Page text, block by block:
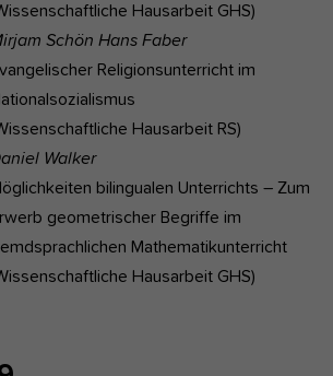
Hausarbeit GHS)
Schön Hans Faber
Religionsunterricht im
Hausarbeit RS)
Walker
bilingualen Unterrichts – Zum
geometrischer Begriffe im
Mathematikunterricht
Hausarbeit GHS)